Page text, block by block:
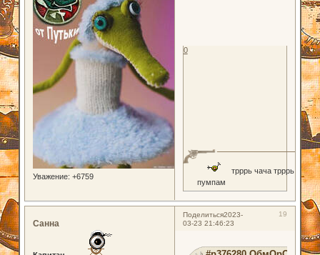
Уважение: +6759
трррь чача трррь
пумпам
0
Поделиться 19
2023-
03-23 21:46:23
Санна